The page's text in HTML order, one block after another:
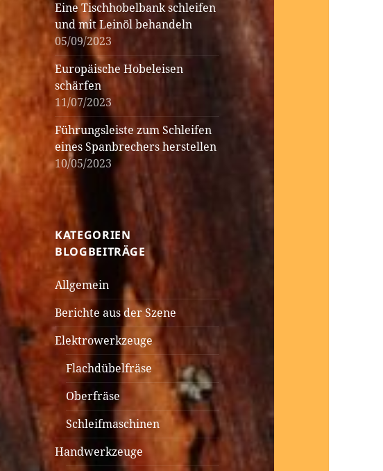
Eine Tischhobelbank schleifen
und mit Leinöl behandeln
05/09/2023
Europäische Hobeleisen
schärfen
11/07/2023
Führungsleiste zum Schleifen
eines Spanbrechers herstellen
10/05/2023
KATEGORIEN
BLOGBEITRÄGE
Allgemein
Berichte aus der Szene
Elektrowerkzeuge
Flachdübelfräse
Oberfräse
Schleifmaschinen
Handwerkzeuge